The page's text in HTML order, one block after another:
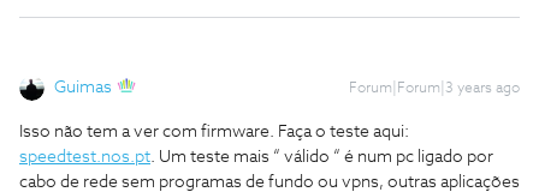
Guimas Forum|Forum|3 years ago
Isso não tem a ver com firmware. Faça o teste aqui:
speedtest.nos.pt. Um teste mais “ válido “ é num pc ligado por
cabo de rede sem programas de fundo ou vpns, outras aplicações